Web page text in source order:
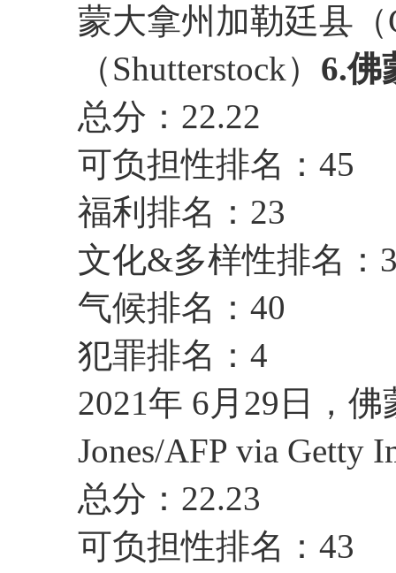
蒙大拿州加勒廷县
（Shutterstock） 6.佛
总分：22.22
可负担性排名：45
福利排名：23
文化&多样性排名：
气候排名：40
犯罪排名：4
2021年 6月29日，
Jones/AFP via Getty
总分：22.23
可负担性排名：43